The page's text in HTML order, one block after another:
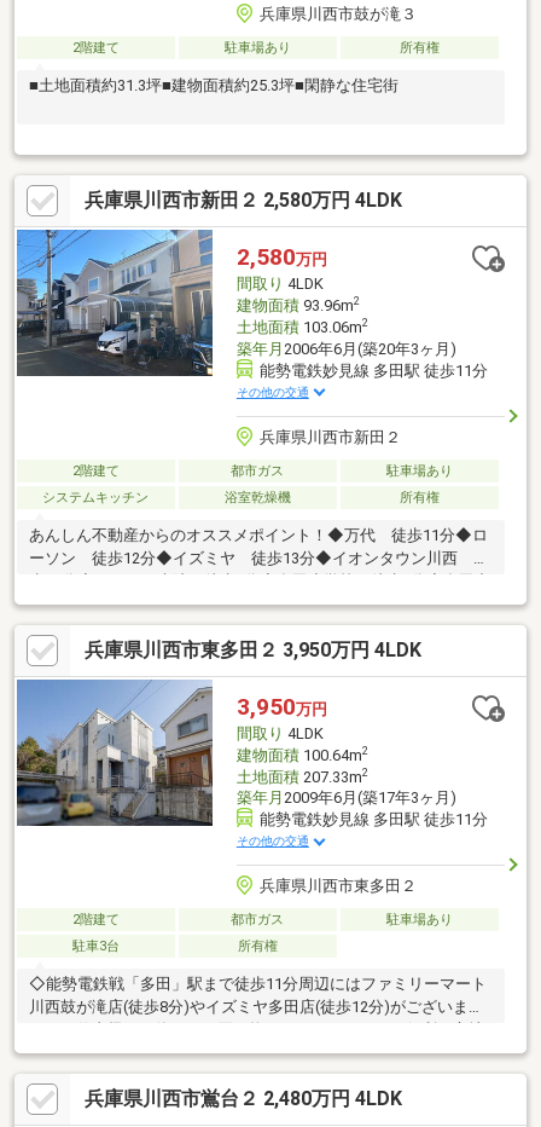
兵庫県川西市鼓が滝３
2階建て 駐車場あり 所有権
■土地面積約31.3坪■建物面積約25.3坪■閑静な住宅街
兵庫県川西市新田２ 2,580万円 4LDK
2,580万円
間取り 4LDK
建物面積93.96m2
土地面積103.06m2
築年月 2006年6月(築20年3ヶ月)
能勢電鉄妙見線 多田駅 徒歩11分
その他の交通
兵庫県川西市新田２
2階建て 都市ガス
駐車場あり
システムキッチン
浴室乾燥機 所有権
あんしん不動産からのオススメポイント！◆万代 徒歩11分◆ロ
ーソン 徒歩12分◆イズミヤ 徒歩13分◆イオンタウン川西 徒
歩18分◆ベリタス病院 徒歩3分◆多田小学校 徒歩4分◆多田中
学校 徒歩9分■株式会社あんしん不動産【0120-213-577】まで、
365日お時間を問わず、お気軽にお問合せ下さい。地域密着☆彡
秘密厳守☆彡兵庫県川西市東多田２ 3,950万円 4LDK
3,950万円
間取り 4LDK
建物面積100.64m2
土地面積207.33m2
築年月 2009年6月(築17年3ヶ月)
能勢電鉄妙見線 多田駅 徒歩11分
その他の交通
兵庫県川西市東多田２
2階建て 都市ガス
駐車場あり
駐車3台
所有権
◇能勢電鉄戦「多田」駅まで徒歩11分周辺にはファミリーマート
川西鼓が滝店(徒歩8分)やイズミヤ多田店(徒歩12分)がございま
となっております。◇南向きの庭・バルコニーにつき陽当たり良
好1日を通して陽当たりが良いため、お洗濯ものもよく乾きます。
また1階には庭、2階にはバルコニーがございますのでガーデニン
グやペットの遊び場などライフスタイルに合わせて様々な使い方
兵庫県川西市鴬台２ 2,480万円 4LDK